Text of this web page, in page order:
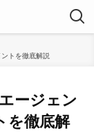
トを徹底解説
ージェン
を徹底解